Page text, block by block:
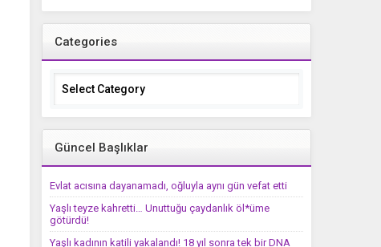
Categories
Categories
Güncel Başlıklar
Evlat acısına dayanamadı, oğluyla aynı gün vefat etti
Yaşlı teyze kahretti… Unuttuğu çaydanlık öl*üme
götürdü!
Yaşlı kadının katili yakalandı! 18 yıl sonra tek bir DNA